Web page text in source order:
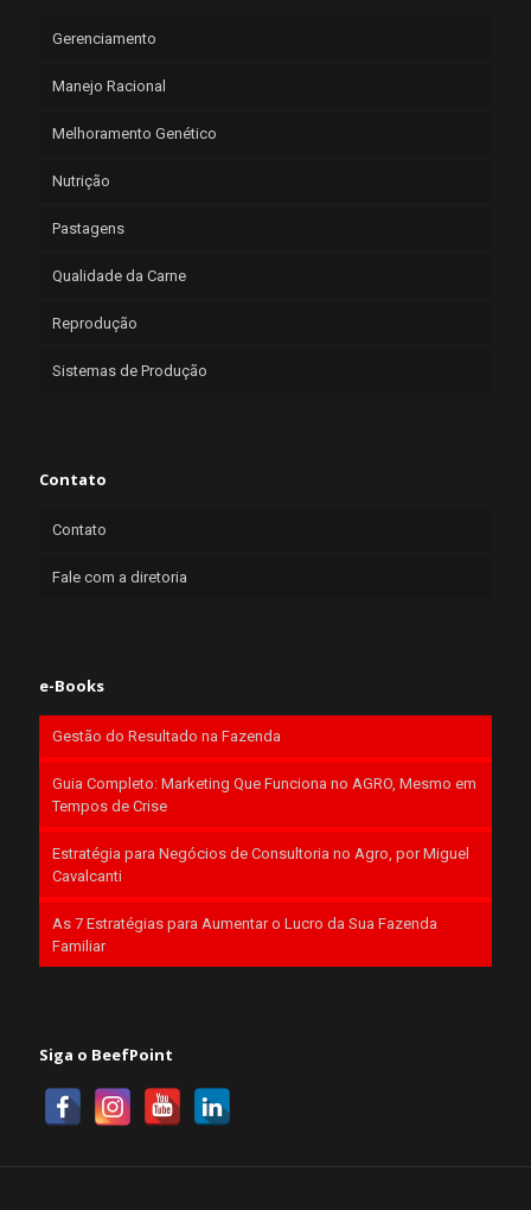
Gerenciamento
Manejo Racional
Melhoramento Genético
Nutrição
Pastagens
Qualidade da Carne
Reprodução
Sistemas de Produção
Contato
Contato
Fale com a diretoria
e-Books
Gestão do Resultado na Fazenda
Guia Completo: Marketing Que Funciona no AGRO, Mesmo em
Tempos de Crise
Estratégia para Negócios de Consultoria no Agro, por Miguel
Cavalcanti
As 7 Estratégias para Aumentar o Lucro da Sua Fazenda
Familiar
Siga o BeefPoint